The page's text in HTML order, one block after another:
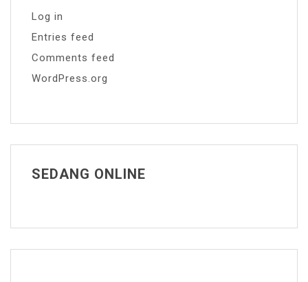
Log in
Entries feed
Comments feed
WordPress.org
SEDANG ONLINE